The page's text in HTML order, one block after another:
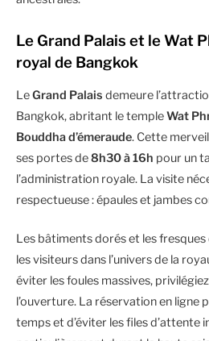
Le Grand Palais et le Wat
royal de Bangkok
LeGrand Palais demeure
Bangkok, abritant le templeWat
Bouddha d’émeraude. Cette
ses portes de8h30 à 16h pour un
l’administration royale. La visite
respectueuse : épaules et jambes
Les bâtiments dorés et les
les visiteurs dans l’univers de la
éviter les foules massives,
l’ouverture. La réservation en ligne
temps et d’éviter les files d’attente